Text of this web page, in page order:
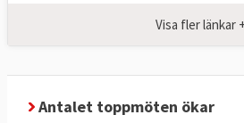
detalj föreslår respektive
Efter varje toppmöte
Europeiska rådet sina så
Visa fler länkar +
Antalet toppmöten ökar